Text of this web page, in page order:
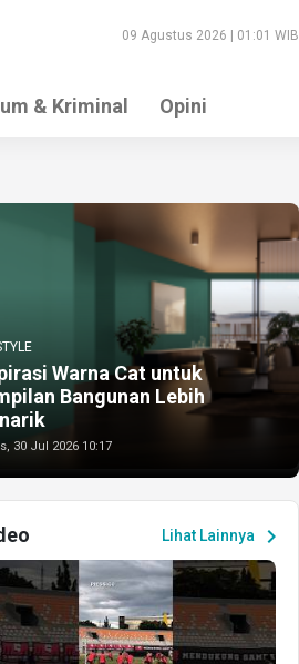
09 Agustus 2026 | 01:01 WIB
& Kriminal Opini
Warna Cat untuk
Bangunan Lebih
30 Jul 2026 10:17
Lihat Lainnya chevron_right